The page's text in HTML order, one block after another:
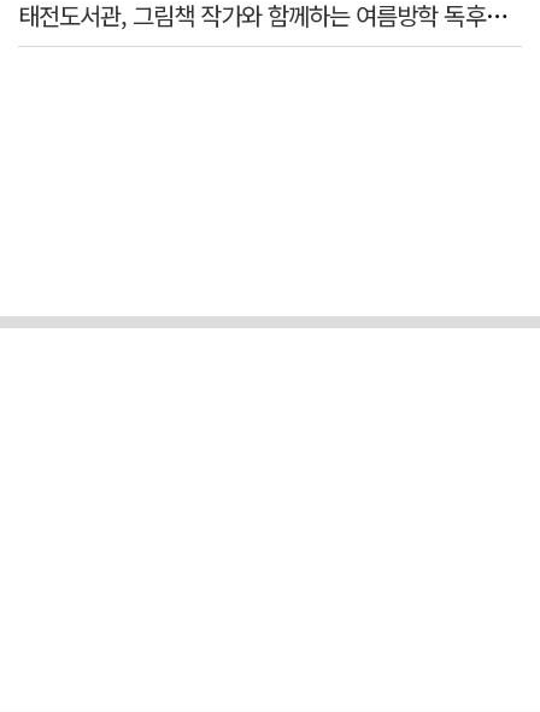
태전도서관, 그림책 작가와 함께하는 여름방학 독후체험 운영